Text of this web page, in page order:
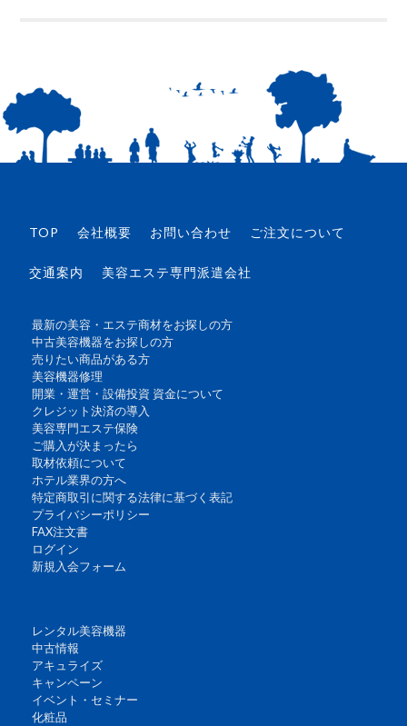
TOP 会社概要 お問い合わせ ご注文について
交通案内 美容エステ専門派遣会社
最新の美容・エステ商材をお探しの方
中古美容機器をお探しの方
売りたい商品がある方
美容機器修理
開業・運営・設備投資 資金について
クレジット決済の導入
美容専門エステ保険
ご購入が決まったら
取材依頼について
ホテル業界の方へ
特定商取引に関する法律に基づく表記
プライバシーポリシー
FAX注文書
ログイン
新規入会フォーム
レンタル美容機器
中古情報
アキュライズ
キャンペーン
イベント・セミナー
化粧品